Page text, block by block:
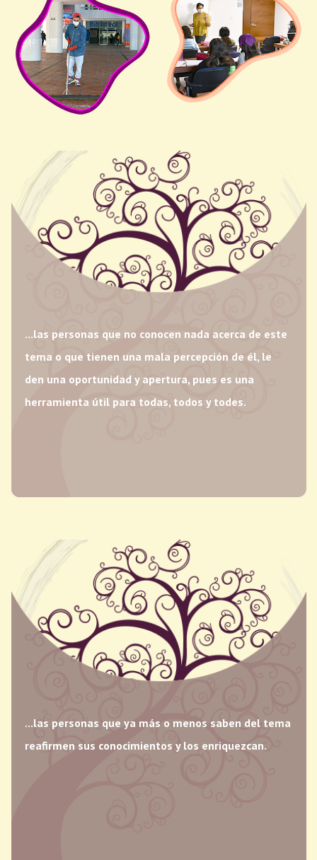
...las personas que no conocen nada acerca de este
tema o que tienen una mala percepción de él, le
den una oportunidad y apertura, pues es una
herramienta útil para todas, todos y todes.
...las personas que ya más o menos saben del tema
reafirmen sus conocimientos y los enriquezcan.